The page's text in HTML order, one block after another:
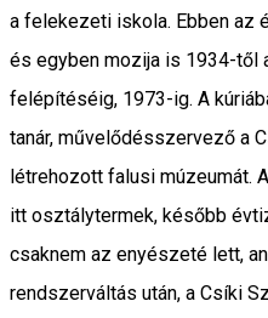
a felekezeti iskola. Ebben az
és egyben mozija is 1934-től
felépítéséig, 1973-ig. A
tanár, művelődésszervező a
létrehozott falusi múzeumát.
itt osztálytermek, később
csaknem az enyészeté lett,
rendszerváltás után, a Csíki